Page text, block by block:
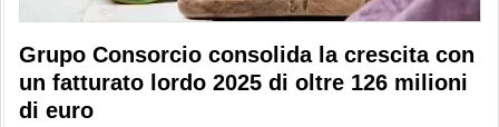
Grupo Consorcio consolida la crescita con
un fatturato lordo 2025 di oltre 126 milioni
di euro